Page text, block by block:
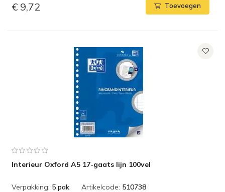
€ 9,72 Toevoegen
Interieur Oxford A5 17-gaats lijn 100vel
Verpakking: 5 pak Artikelcode: 510738